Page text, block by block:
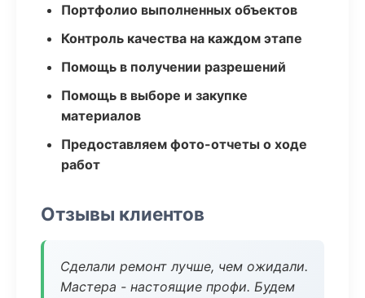
Портфолио выполненных объектов
Контроль качества на каждом этапе
Помощь в получении разрешений
Помощь в выборе и закупке
материалов
Предоставляем фото-отчеты о ходе
работ
Отзывы клиентов
Сделали ремонт лучше, чем ожидали.
Мастера - настоящие профи. Будем